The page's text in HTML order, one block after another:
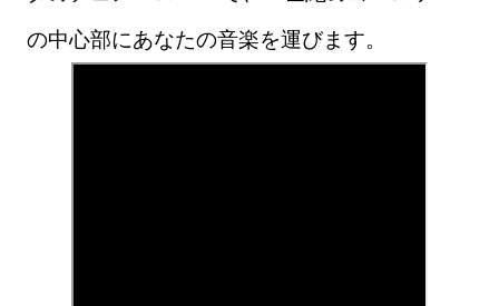
の中心部にあなたの音楽を運びます。